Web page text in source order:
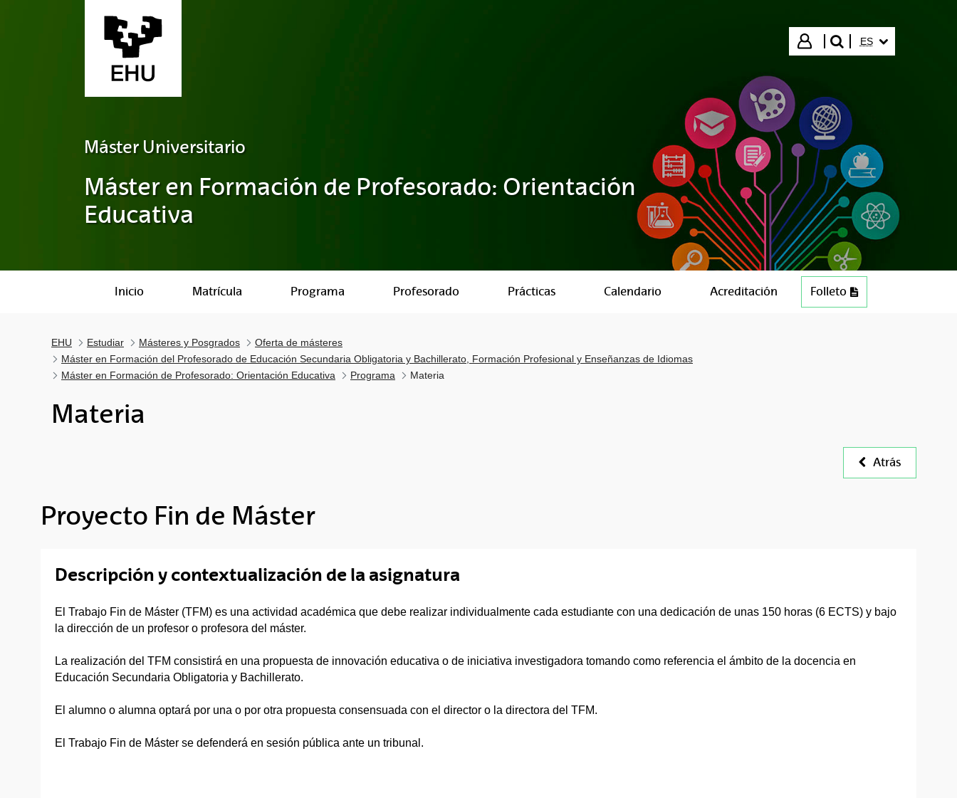
Iniciar sesión
buscar"
ES
Máster Universitario
Máster en Formación de Profesorado: Orientación
Educativa
Inicio Matrícula Programa Profesorado Prácticas Calendario Acreditación FolletoPDF (275 KB)
EHU Estudiar Másteres y Posgrados
Oferta de másteres
Máster en Formación del Profesorado de Educación Secundaria Obligatoria y Bachillerato, Formación Profesional y Enseñanzas de Idiomas
Máster en Formación de Profesorado: Orientación Educativa
Programa Materia
Materia
Atrás
Proyecto Fin de Máster
Descripción y contextualización de la asignatura
El Trabajo Fin de Máster (TFM) es una actividad académica que debe realizar individualmente cada estudiante con una dedicación de unas 150 horas (6 ECTS) y bajo
la dirección de un profesor o profesora del máster.
La realización del TFM consistirá en una propuesta de innovación educativa o de iniciativa investigadora tomando como referencia el ámbito de la docencia en
Educación Secundaria Obligatoria y Bachillerato.
El alumno o alumna optará por una o por otra propuesta consensuada con el director o la directora del TFM.
El Trabajo Fin de Máster se defenderá en sesión pública ante un tribunal.